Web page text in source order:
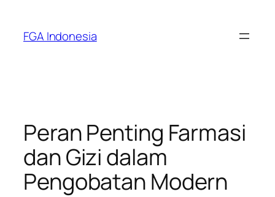
content
FGA Indonesia
Peran Penting Farmasi
dan Gizi dalam
Pengobatan Modern